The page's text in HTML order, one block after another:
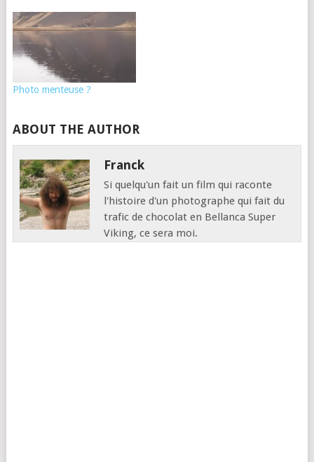
Photo menteuse ?
ABOUT THE AUTHOR
Franck
Si quelqu'un fait un film qui raconte
l'histoire d'un photographe qui fait du
trafic de chocolat en Bellanca Super
Viking, ce sera moi.